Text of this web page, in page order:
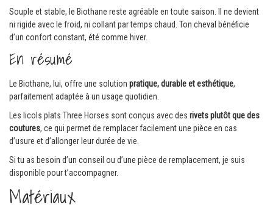
Souple et stable, le Biothane reste agréable en toute saison. Il ne devient
ni rigide avec le froid, ni collant par temps chaud. Ton cheval bénéficie
d’un confort constant, été comme hiver.
En résumé
Le Biothane, lui, offre une solution pratique, durable et esthétique,
parfaitement adaptée à un usage quotidien.
Les licols plats Three Horses sont conçus avec des rivets plutôt que des
coutures, ce qui permet de remplacer facilement une pièce en cas
d’usure et d’allonger leur durée de vie.
Si tu as besoin d’un conseil ou d’une pièce de remplacement, je suis
disponible pour t’accompagner.
Matériaux